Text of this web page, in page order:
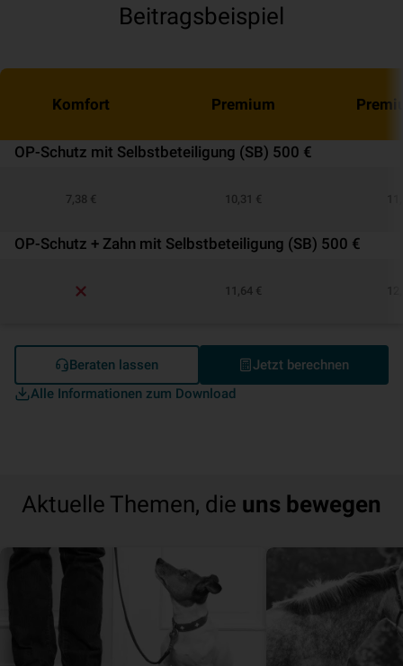
Beitragsbeispiel
Komfort Premium
OP-Schutz mit Selbstbeteiligung (SB) 500 €
7,38 € 10,31 €
OP-Schutz + Zahn mit Selbstbeteiligung (SB) 500 €
11,64 €
Alle Informationen zum Download
Beraten lassen Jetzt berechnen
Aktuelle Themen, die uns bewegen